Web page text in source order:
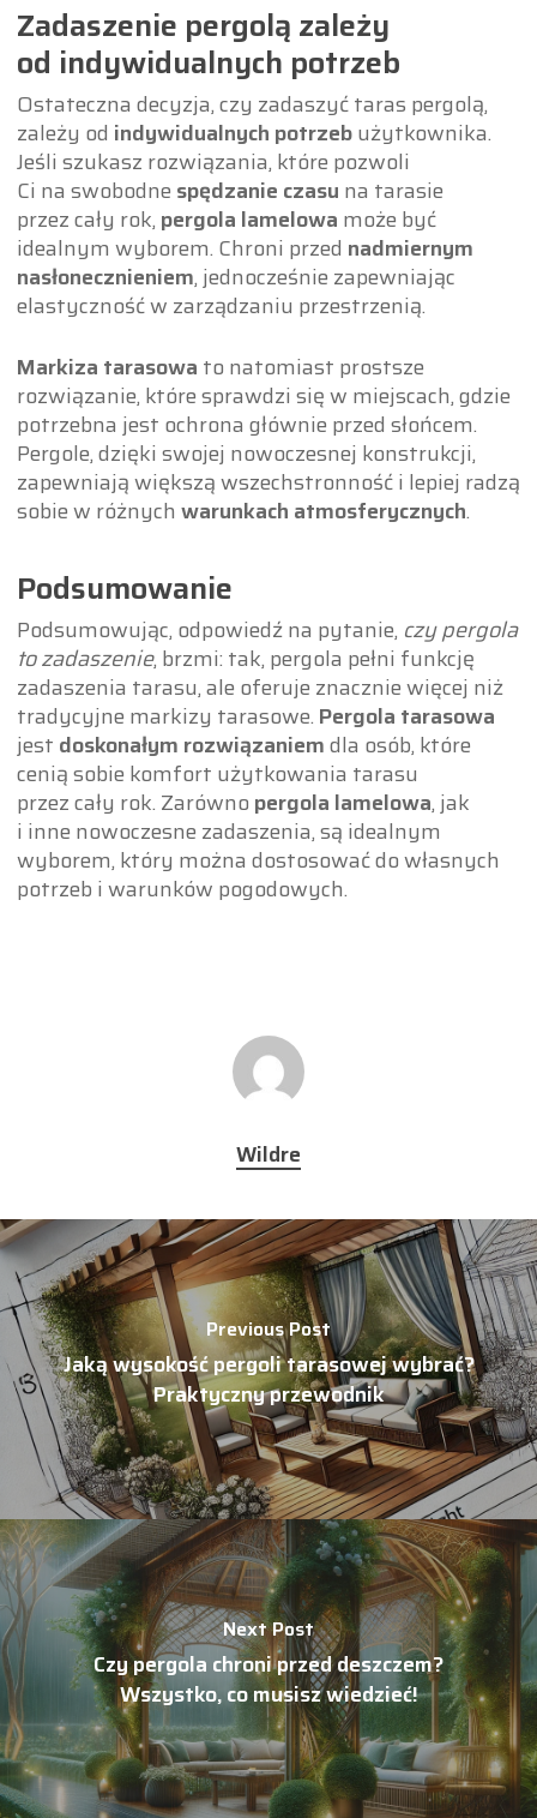
Zadaszenie pergolą zależy
od indywidualnych potrzeb
Ostateczna decyzja, czy zadaszyć taras pergolą,
zależy od indywidualnych potrzebużytkownika.
Jeśli szukasz rozwiązania, które pozwoli
Ci na swobodne spędzanie czasu na tarasie
przez cały rok, pergola lamelowa może być
idealnym wyborem. Chroni przed nadmiernym
nasłonecznieniem, jednocześnie zapewniając
elastyczność w zarządzaniu przestrzenią.
Markiza tarasowa to natomiast prostsze
rozwiązanie, które sprawdzi się w miejscach, gdzie
potrzebna jest ochrona głównie przed słońcem.
Pergole, dzięki swojej nowoczesnej konstrukcji,
zapewniają większą wszechstronność i lepiej radzą
sobie w różnych warunkach atmosferycznych.
Podsumowanie
Podsumowując, odpowiedź na pytanie, czy pergola
to zadaszenie, brzmi: tak, pergola pełni funkcję
zadaszenia tarasu, ale oferuje znacznie więcej niż
tradycyjne markizy tarasowe. Pergola tarasowa
jest doskonałym rozwiązaniemdla osób, które
cenią sobie komfort użytkowania tarasu
przez cały rok. Zarówno pergola lamelowa, jak
i inne nowoczesne zadaszenia, są idealnym
wyborem, który można dostosować do własnych
potrzeb i warunków pogodowych.
Wildre
Previous Post
Jaką wysokość pergoli tarasowej wybrać?
Praktyczny przewodnik
Next Post
Czy pergola chroni przed deszczem?
Wszystko, co musisz wiedzieć!